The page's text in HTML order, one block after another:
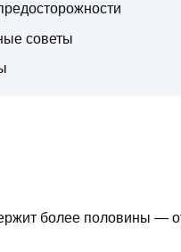
советы
более половины —